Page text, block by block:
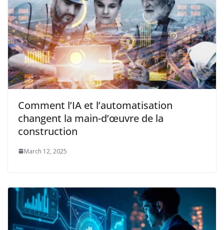
Comment l’IA et l’automatisation
changent la main-d’œuvre de la
construction
March 12, 2025